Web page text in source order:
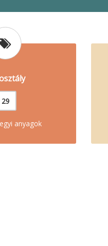
29
anyagok